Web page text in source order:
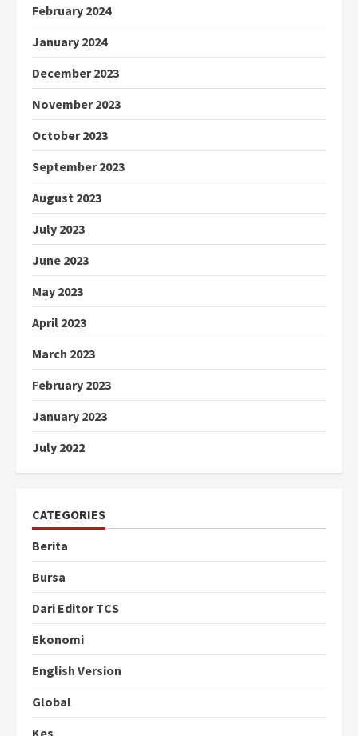
February 2024
January 2024
December 2023
November 2023
October 2023
September 2023
August 2023
July 2023
June 2023
May 2023
April 2023
March 2023
February 2023
January 2023
July 2022
CATEGORIES
Berita
Bursa
Dari Editor TCS
Ekonomi
English Version
Global